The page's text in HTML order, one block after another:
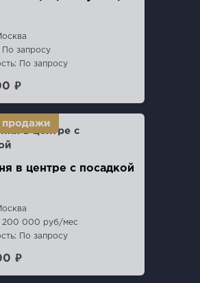
По запросу
По запросу
₽
в центре с посадкой
200 000 руб/мес
По запросу
₽